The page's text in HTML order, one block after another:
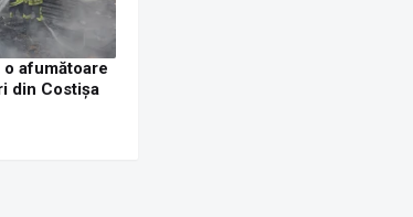
afumătoare
din Costișa